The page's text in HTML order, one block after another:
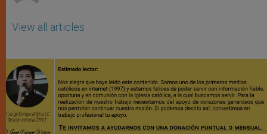
View all articles